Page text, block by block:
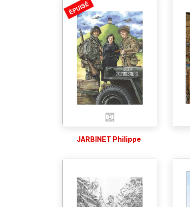
JARBINET Philippe